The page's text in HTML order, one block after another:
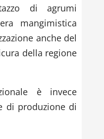
di agrumi
mangimistica
anche del
della regione
è invece
di produzione di